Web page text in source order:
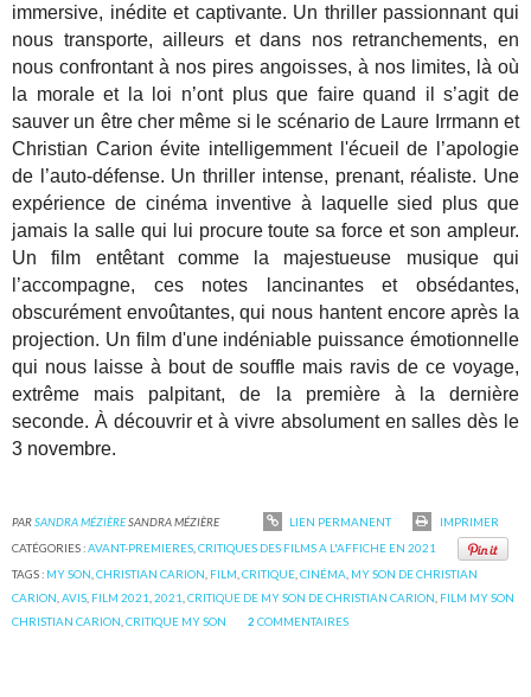
immersive, inédite et captivante. Un thriller passionnant qui
nous transporte, ailleurs et dans nos retranchements, en
nous confrontant à nos pires angoisses, à nos limites, là où
la morale et la loi n’ont plus que faire quand il s’agit de
sauver un être cher même si le scénario de Laure Irrmann et
Christian Carion évite intelligemment l'écueil de l’apologie
de l’auto-défense. Un thriller intense, prenant, réaliste. Une
expérience de cinéma inventive à laquelle sied plus que
jamais la salle qui lui procure toute sa force et son ampleur.
Un film entêtant comme la majestueuse musique qui
l’accompagne, ces notes lancinantes et obsédantes,
obscurément envoûtantes, qui nous hantent encore après la
projection. Un film d'une indéniable puissance émotionnelle
qui nous laisse à bout de souffle mais ravis de ce voyage,
extrême mais palpitant, de la première à la dernière
seconde. À découvrir et à vivre absolument en salles dès le
3 novembre.
PARSANDRA MÉZIÈRESANDRA MÉZIÈRE LIEN PERMANENT
IMPRIMER
CATÉGORIES :AVANT-PREMIERES ,CRITIQUES DES FILMS A L'AFFICHE EN 2021
TAGS : MY SON ,CHRISTIAN CARION FILM ,CRITIQUE ,CINÉMA MY SON DE CHRISTIAN
CARION ,AVIS FILM 2021 ,2021 ,CRITIQUE DE MY SON DE CHRISTIAN CARION FILM MY SON
CHRISTIAN CARION ,CRITIQUE MY SON 2 COMMENTAIRES